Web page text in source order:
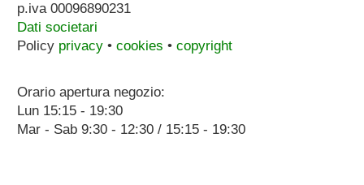
p.iva 00096890231
Dati societari
Policy privacy• cookies • copyright
Orario apertura negozio:
Lun 15:15 - 19:30
Mar - Sab 9:30 - 12:30 / 15:15 - 19:30